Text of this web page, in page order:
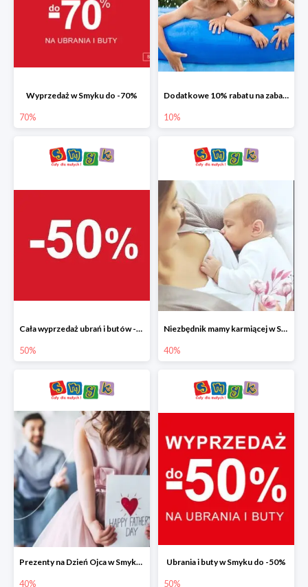
Wyprzedaż w Smyku do -70%
70%
Dodatkowe 10% rabatu na zabawki ogrodowe i baseny
10%
Cała wyprzedaż ubrań i butów -50%
50%
Niezbędnik mamy karmiącej w Smyku do -40%
40%
Prezenty na Dzień Ojca w Smyku do -40%
40%
Ubrania i buty w Smyku do -50%
50%